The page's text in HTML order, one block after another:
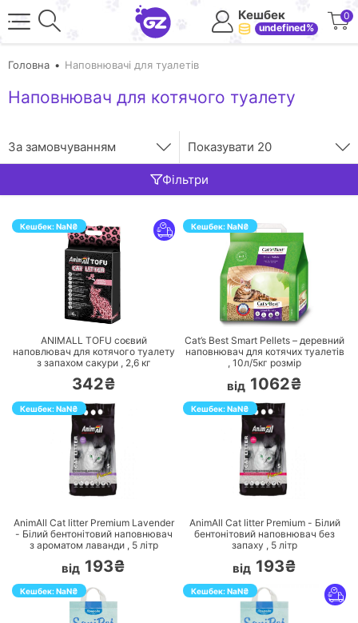
Кешбек
undefined%
0
Головна Наповнювачі для туалетів
Наповнювач для котячого туалету
За замовчуванням Показувати 20
Фільтри
Кешбек:NaN₴
ПЕРЕЙТИ
ANIMALL TOFU соєвий
наповлювач для котячого туалету
з запахом сакури , 2,6кг
342₴
Кешбек:NaN₴
ПЕРЕЙТИ
Cat’s Best Smart Pellets – деревний
наповнювач для котячих туалетів
, 10л/5кг розмір
від 1062₴
Кешбек:NaN₴
ПЕРЕЙТИ
AnimAll Cat litter Premium Lavender
- Білий бентонітовий наповнювач
з ароматом лаванди , 5літр
від 193₴
Кешбек:NaN₴
ПЕРЕЙТИ
AnimAll Cat litter Premium - Білий
бентонітовий наповнювач без
запаху , 5 літр
від 193₴
Кешбек:NaN₴ Кешбек:NaN₴